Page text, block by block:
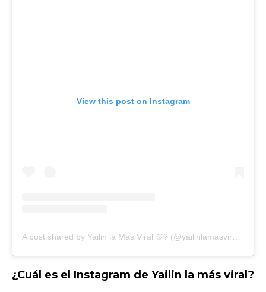
View this post on Instagram
¿Cuál es el Instagram de Yailin la más viral?